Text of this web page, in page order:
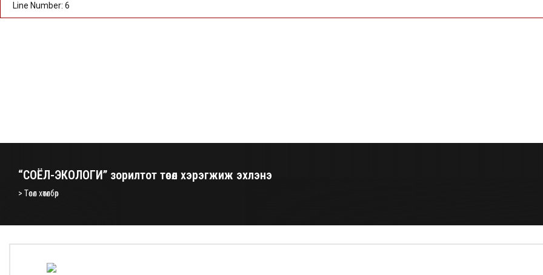
Line Number: 6
“СОЁЛ-ЭКОЛОГИ” зорилтот төсөл хэрэгжиж эхлэнэ
> Төсөл хөтөлбөр